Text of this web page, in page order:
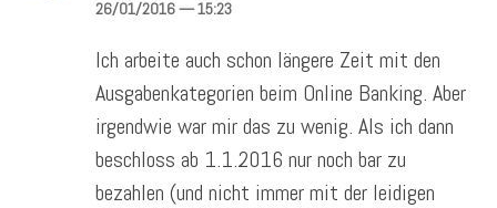
26/01/2016— 15:23
Ich arbeite auch schon längere Zeit mit den
Ausgabenkategorien beim Online Banking. Aber
irgendwie war mir das zu wenig. Als ich dann
beschloss ab 1.1.2016 nur noch bar zu
bezahlen (und nicht immer mit der leidigen